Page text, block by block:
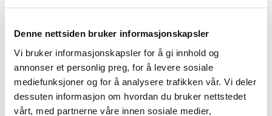
Denne nettsiden bruker informasjonskapsler
Vi bruker informasjonskapsler for å gi innhold og
annonser et personlig preg, for å levere sosiale
mediefunksjoner og for å analysere trafikken vår. Vi deler
dessuten informasjon om hvordan du bruker nettstedet
vårt, med partnerne våre innen sosiale medier,